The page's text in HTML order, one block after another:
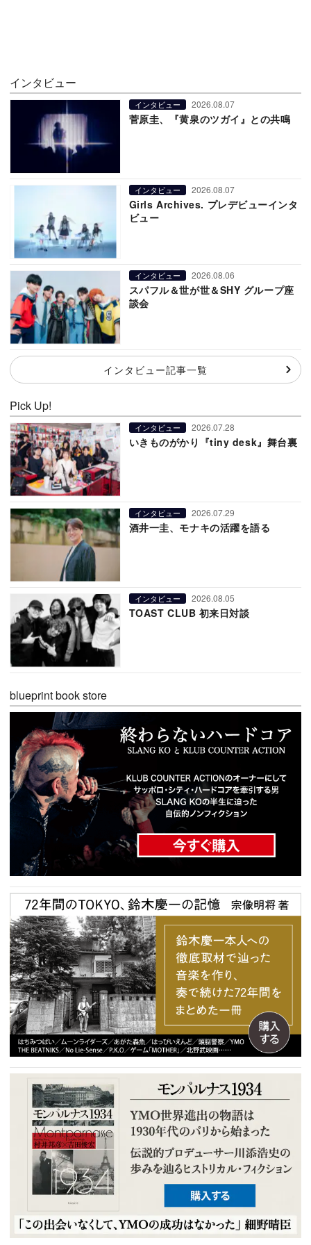
インタビュー
インタビュー 2026.08.07
菅原圭、『黄泉のツガイ』との共鳴
インタビュー 2026.08.07
Girls Archives. プレデビューインタ
ビュー
インタビュー 2026.08.06
スパフル＆世が世＆SHY グループ座
談会
インタビュー記事一覧
Pick Up!
インタビュー 2026.07.28
いきものがかり『tiny desk』舞台裏
インタビュー 2026.07.29
酒井一圭、モナキの活躍を語る
インタビュー 2026.08.05
TOAST CLUB 初来日対談
blueprint book store